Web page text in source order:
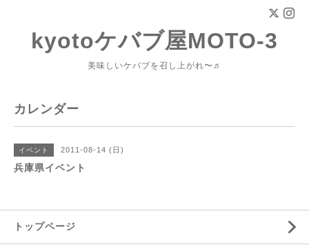
kyotoケバブ屋MOTO-3
美味しいケバブを召し上がれ〜♬
カレンダー
イベント 2011-08-14 (日)
兵庫県イベント
トップページ